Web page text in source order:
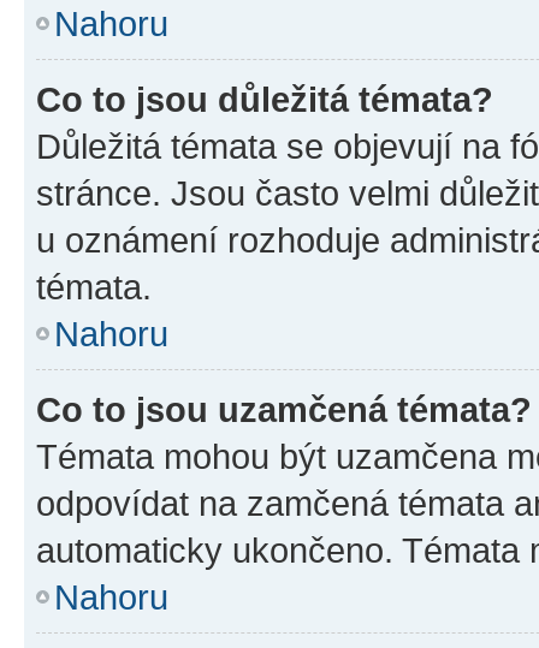
Nahoru
Co to jsou důležitá témata?
Důležitá témata se objevují na
stránce. Jsou často velmi
u oznámení rozhoduje
témata.
Nahoru
Co to jsou uzamčená témata?
Témata mohou být uzamčena
odpovídat na zamčená témata
automaticky ukončeno.
Nahoru